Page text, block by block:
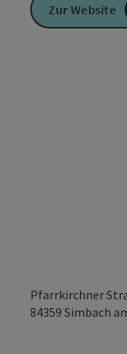
Pfarrkirchner
84359 Simbach
Zur Website